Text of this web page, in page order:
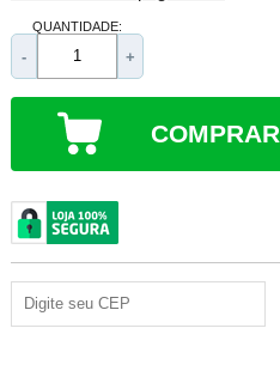
QUANTIDADE:
- +
COMPRAR